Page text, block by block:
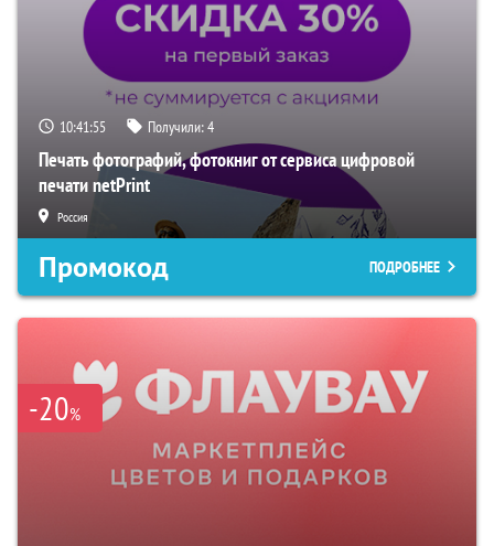
10:41:54 Получили:4
Печать фотографий, фотокниг от сервиса цифровой
печати netPrint
Россия
Промокод ПОДРОБНЕЕ
-20%